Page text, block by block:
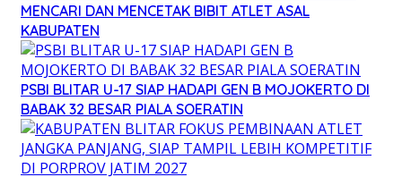
MENCARI DAN MENCETAK BIBIT ATLET ASAL
KABUPATEN
PSBI BLITAR U-17 SIAP HADAPI GEN B MOJOKERTO DI
BABAK 32 BESAR PIALA SOERATIN